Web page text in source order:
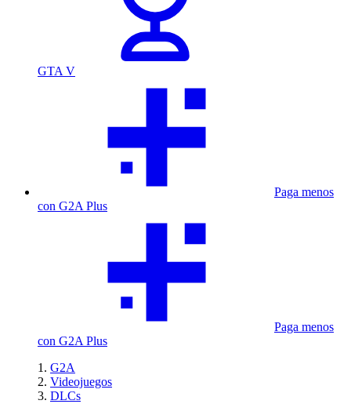
GTA V
Paga menos
con G2A Plus
Paga menos
con G2A Plus
G2A
Videojuegos
DLCs